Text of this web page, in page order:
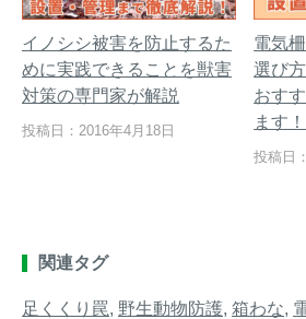
イノシシ被害を防止するた
めに実践できることを獣害
対策の専門家が解説
投稿日：2016年4月18日
電気
選び
おす
ます！
投稿日
関連タグ
足くくり罠, 野生動物防護, 箱わな,